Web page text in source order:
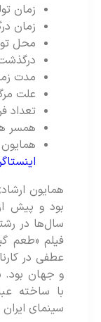
زمان تولد: 5 فروردین ماه 1326
زمان درگذشت: 20 آبان ماه
محل تولد:
درگذشت: 20 آبان ماه 1404
مدت زمان فعالیت
علت مرگ:
تعداد فرزند: 1 دختر و 1 پسر
همسر
همایون
اینستاگرام
بود و پیش از
سال‌ها در رشته
فیلم «طعم
عطفی در کارنامه‌
و جهان بود.
با ساخته عباس
سینمای ایران چه